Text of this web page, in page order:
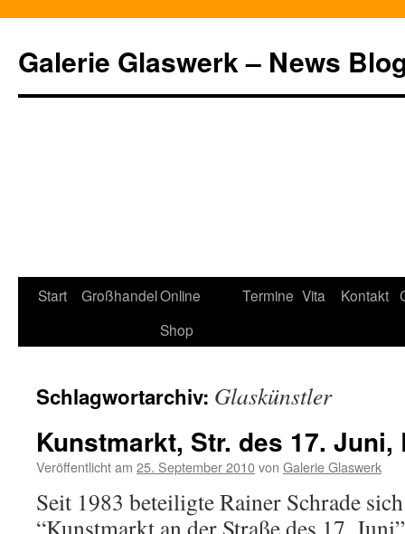
springen
Galerie Glaswerk – News
Start GroßhandelOnline
Shop
Termine Vita Kontakt
Schlagwortarchiv: Glaskünstler
Kunstmarkt, Str. des 17. Juni,
Veröffentlicht am 25. September 2010von Galerie Glaswerk
Seit 1983 beteiligte Rainer Schrade
“Kunstmarkt an der Straße des 17.